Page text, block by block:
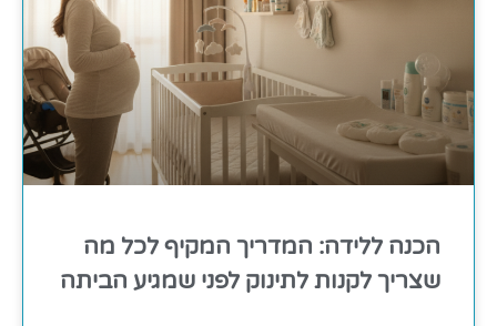
הכנה ללידה: המדריך המקיף לכל מה
שצריך לקנות לתינוק לפני שמגיע הביתה